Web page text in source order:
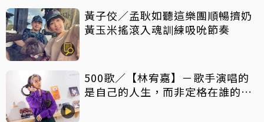
黃子佼／孟耿如聽這樂團順暢擠奶
黃玉米搖滾入魂訓練吸吮節奏
500歌／【林宥嘉】－歌手演唱的
是自己的人生，而非定格在誰的青